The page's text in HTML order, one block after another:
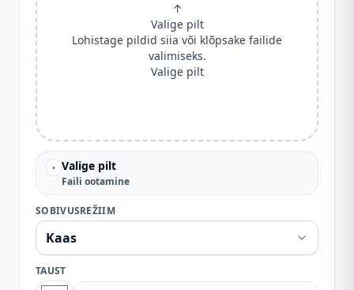
↑
Valige pilt
Lohistage pildid siia või klõpsake failide
valimiseks.
Valige pilt
• Valige pilt
Faili ootamine
SOBIVUSREŽIIM
TAUST